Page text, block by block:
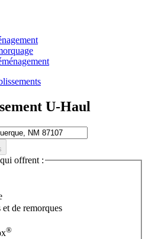
U-Haul
offrent :
de remorques
®